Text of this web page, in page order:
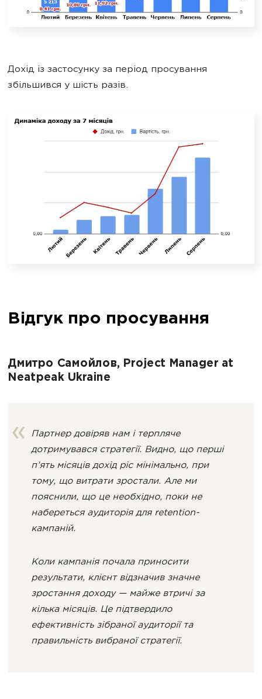
Дохід із застосунку за період просування
збільшився у шість разів.
Відгук про просування
Дмитро Самойлов, Project Manager at
Neatpeak Ukraine
Партнер довіряв нам і терпляче
дотримувався стратегії. Видно, що перші
п’ять місяців дохід ріс мінімально, при
тому, що витрати зростали. Але ми
пояснили, що це необхідно, поки не
набереться аудиторія для retention-
кампаній.
Коли кампанія почала приносити
результати, клієнт відзначив значне
зростання доходу — майже втричі за
кілька місяців. Це підтвердило
ефективність зібраної аудиторії та
правильність вибраної стратегії.